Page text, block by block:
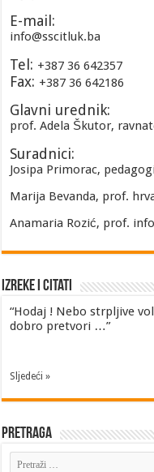
E-mail:
info@sscitluk.ba
Tel: +387 36 642357
Fax: +387 36 642186
Glavni urednik:
prof. Adela Škutor,
Suradnici:
Josipa Primorac,
Marija Bevanda, prof.
Anamaria Rozić, prof.
Izreke i Citati
“Hodaj ! Nebo strpljive
dobro pretvori …”
Sljedeći »
Pretraga